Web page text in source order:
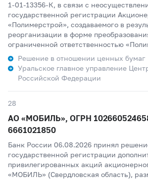
1-01-13356-К, в связи с
государственной регистрации
«Полимерстрой», создаваемого в
реорганизации в форме
ограниченной ответственностью
Решение в отношении ценных бумаг
Уральское главное управление
Российской Федерации
28
АО «МОБИЛЬ», ОГРН
6661021850
Банк России 06.08.2026 принял
государственной регистрации
привилегированных акций
«МОБИЛЬ» (Свердловская область),